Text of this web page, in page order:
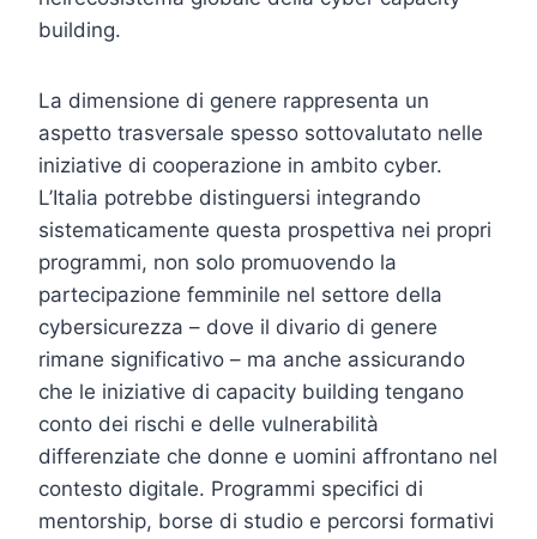
building.
La dimensione di genere rappresenta un
aspetto trasversale spesso sottovalutato nelle
iniziative di cooperazione in ambito cyber.
L’Italia potrebbe distinguersi integrando
sistematicamente questa prospettiva nei propri
programmi, non solo promuovendo la
partecipazione femminile nel settore della
cybersicurezza – dove il divario di genere
rimane significativo – ma anche assicurando
che le iniziative di capacity building tengano
conto dei rischi e delle vulnerabilità
differenziate che donne e uomini affrontano nel
contesto digitale. Programmi specifici di
mentorship, borse di studio e percorsi formativi